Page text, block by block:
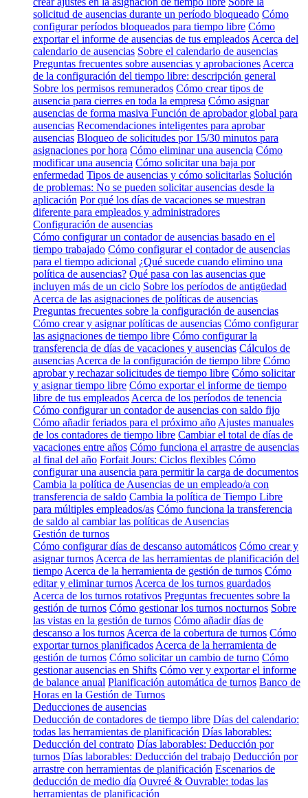
solicitud de ausencias durante un período bloqueado Cómo
configurar períodos bloqueados para tiempo libre Cómo
exportar el informe de ausencias de tus empleados Acerca del
calendario de ausencias Sobre el calendario de ausencias
Preguntas frecuentes sobre ausencias y aprobaciones Acerca
de la configuración del tiempo libre: descripción general
Sobre los permisos remunerados Cómo crear tipos de
ausencia para cierres en toda la empresa Cómo asignar
ausencias de forma masiva Función de aprobador global para
ausencias Recomendaciones inteligentes para aprobar
ausencias Bloqueo de solicitudes por 15/30 minutos para
asignaciones por hora Cómo eliminar una ausencia Cómo
modificar una ausencia Cómo solicitar una baja por
enfermedad Tipos de ausencias y cómo solicitarlas Solución
de problemas: No se pueden solicitar ausencias desde la
aplicación Por qué los días de vacaciones se muestran
diferente para empleados y administradores
Configuración de ausencias
Cómo configurar un contador de ausencias basado en el
tiempo trabajado Cómo configurar el contador de ausencias
para el tiempo adicional ¿Qué sucede cuando elimino una
política de ausencias? Qué pasa con las ausencias que
incluyen más de un ciclo Sobre los períodos de antigüedad
Acerca de las asignaciones de políticas de ausencias
Preguntas frecuentes sobre la configuración de ausencias
Cómo crear y asignar políticas de ausencias Cómo configurar
las asignaciones de tiempo libre Cómo configurar la
transferencia de días de vacaciones y ausencias Cálculos de
ausencias Acerca de la configuración de tiempo libre Cómo
aprobar y rechazar solicitudes de tiempo libre Cómo solicitar
y asignar tiempo libre Cómo exportar el informe de tiempo
libre de tus empleados Acerca de los períodos de tenencia
Cómo configurar un contador de ausencias con saldo fijo
Cómo añadir feriados para el próximo año Ajustes manuales
de los contadores de tiempo libre Cambiar el total de días de
vacaciones entre años Cómo funciona el arrastre de ausencias
al final del año Forfait Jours: Ciclos flexibles Cómo
configurar una ausencia para permitir la carga de documentos
Cambia la política de Ausencias de un empleado/a con
transferencia de saldo Cambia la política de Tiempo Libre
para múltiples empleados/as Cómo funciona la transferencia
de saldo al cambiar las políticas de Ausencias
Gestión de turnos
Cómo configurar días de descanso automáticos Cómo crear y
asignar turnos Acerca de las herramientas de planificación del
tiempo Acerca de la herramienta de gestión de turnos Cómo
editar y eliminar turnos Acerca de los turnos guardados
Acerca de los turnos rotativos Preguntas frecuentes sobre la
gestión de turnos Cómo gestionar los turnos nocturnos Sobre
las vistas en la gestión de turnos Cómo añadir días de
descanso a los turnos Acerca de la cobertura de turnos Cómo
exportar turnos planificados Acerca de la herramienta de
gestión de turnos Cómo solicitar un cambio de turno Cómo
gestionar ausencias en Shifts Cómo ver y exportar el informe
de balance anual Planificación automática de turnos Banco de
Horas en la Gestión de Turnos
Deducciones de ausencias
Deducción de contadores de tiempo libre Días del calendario:
todas las herramientas de planificación Días laborables:
Deducción del contrato Días laborables: Deducción por
turnos Días laborables: Deducción del trabajo Deducción por
arrastre con herramientas de planificación Escenarios de
deducción de medio día Ouvreé & Ouvrable: todas las
herramientas de planificación